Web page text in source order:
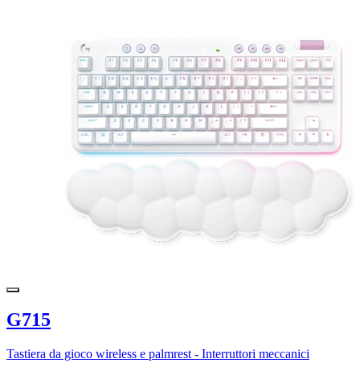
G715
Tastiera da gioco wireless e palmrest - Interruttori meccanici